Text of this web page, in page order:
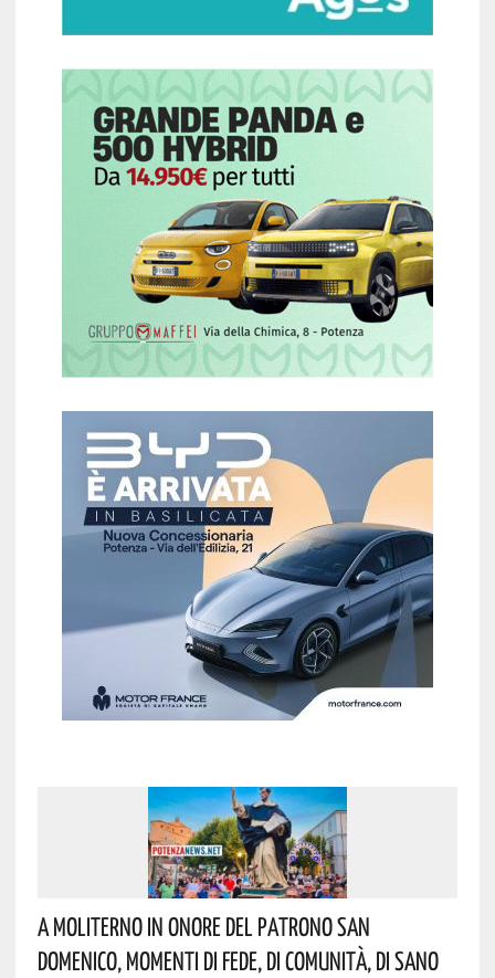
A Moliterno In Onore Del Patrono San
Domenico, Momenti Di Fede, Di Comunità, Di Sano